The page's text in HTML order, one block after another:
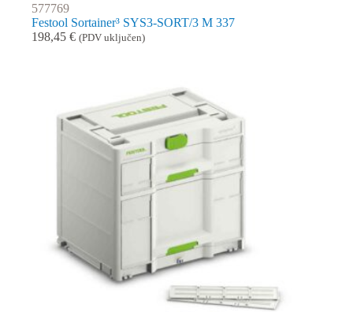
577769
Festool Sortainer³ SYS3-SORT/3 M 337
198,45 € (PDV uključen)